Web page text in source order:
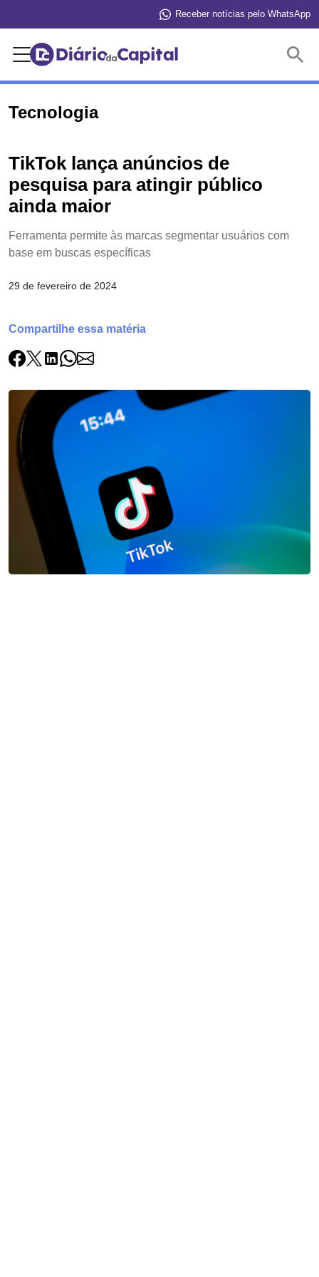
Receber notícias pelo WhatsApp
Tecnologia
TikTok lança anúncios de
pesquisa para atingir público
ainda maior
Ferramenta permite às marcas segmentar usuários com
base em buscas específicas
29 de fevereiro de 2024
Compartilhe essa matéria